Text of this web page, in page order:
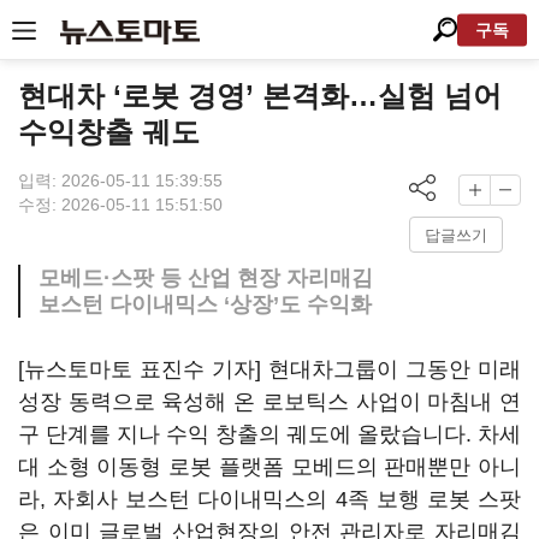
구독
현대차 ‘로봇 경영’ 본격화…실험 넘어
수익창출 궤도
입력: 2026-05-11 15:39:55
수정: 2026-05-11 15:51:50
답글쓰기
모베드·스팟 등 산업 현장 자리매김
보스턴 다이내믹스 ‘상장’도 수익화
[뉴스토마토 표진수 기자] 현대차그룹이 그동안 미래
성장 동력으로 육성해 온 로보틱스 사업이 마침내 연
구 단계를 지나 수익 창출의 궤도에 올랐습니다. 차세
대 소형 이동형 로봇 플랫폼 모베드의 판매뿐만 아니
라, 자회사 보스턴 다이내믹스의 4족 보행 로봇 스팟
은 이미 글로벌 산업현장의 안전 관리자로 자리매김